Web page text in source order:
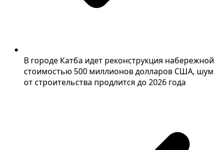
В городе Катба идет реконструкция набережной
стоимостью 500 миллионов долларов США, шум
от строительства продлится до 2026 года